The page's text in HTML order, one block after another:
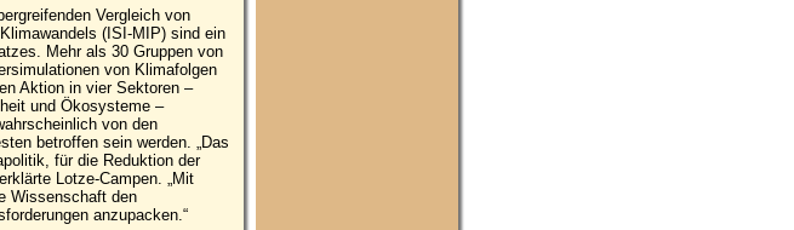
Vergleich von
(ISI-MIP) sind ein
Mehr als 30 Gruppen von
von Klimafolgen
Aktion in vier Sektoren –
und Ökosysteme –
von den
betroffen sein werden. „Das
für die Reduktion der
Lotze-Campen. „Mit
Wissenschaft den
anzupacken.“